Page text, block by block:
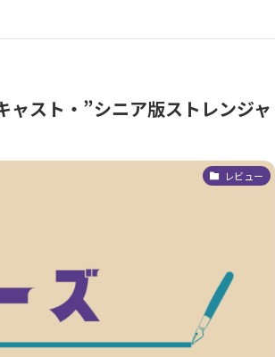
スト・”シニア版ストレンジャ
レビュー